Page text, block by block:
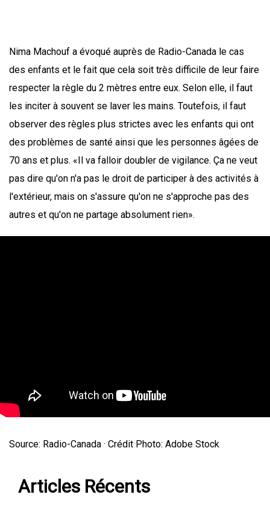
Nima Machouf a évoqué auprès de Radio-Canada le cas
des enfants et le fait que cela soit très difficile de leur faire
respecter la règle du 2 mètres entre eux. Selon elle, il faut
les inciter à souvent se laver les mains. Toutefois, il faut
observer des règles plus strictes avec les enfants qui ont
des problèmes de santé ainsi que les personnes âgées de
70 ans et plus. «Il va falloir doubler de vigilance. Ça ne veut
pas dire qu'on n'a pas le droit de participer à des activités à
l'extérieur, mais on s'assure qu'on ne s'approche pas des
autres et qu'on ne partage absolument rien».
Source: Radio-Canada · Crédit Photo: Adobe Stock
Articles Récents